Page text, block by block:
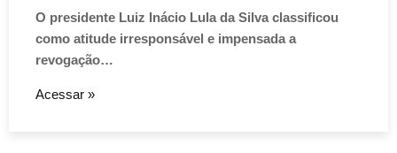
O presidente Luiz Inácio Lula da Silva classificou
como atitude irresponsável e impensada a
revogação…
Acessar »